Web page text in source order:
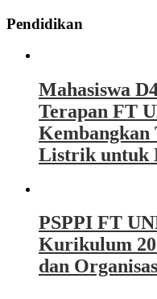
Pendidikan
Mahasiswa
Terapan FT
Kembangkan
Listrik untuk
PSPPI FT
Kurikulum
dan